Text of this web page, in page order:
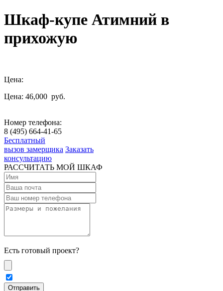
Шкаф-купе Атимний в
прихожую
Цена:
Цена: 46,000 руб.
Номер телефона:
8 (495) 664-41-65
Бесплатный
вызов замерщика Заказать
консультацию
РАССЧИТАТЬ МОЙ ШКАФ
Есть готовый проект?